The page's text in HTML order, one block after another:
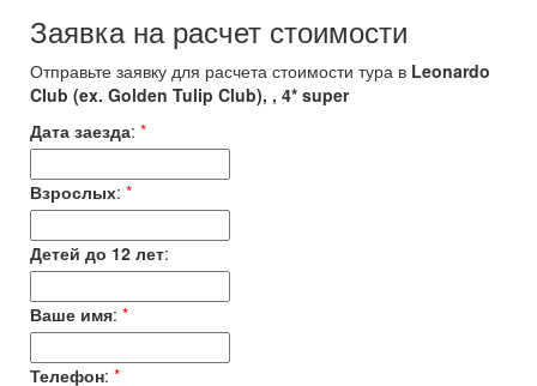
Заявка на расчет стоимости
Отправьте заявку для расчета стоимости тура в Leonardo
Club (ex. Golden Tulip Club), , 4* super
Дата заезда: *
Взрослых: *
Детей до 12 лет:
Ваше имя: *
Телефон: *